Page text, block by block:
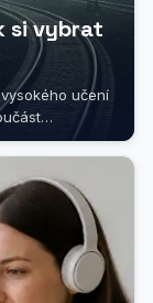
si vybrat
učení